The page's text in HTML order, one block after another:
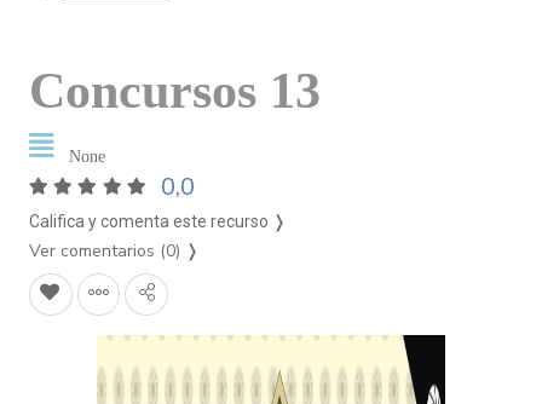
Concursos 13
None
0,0
Califica y comenta este recurso ❭
Ver comentarios (0) ❭